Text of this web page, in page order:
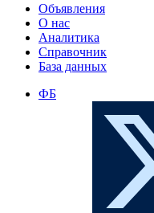
Объявления
О нас
Аналитика
Справочник
База данных
ФБ